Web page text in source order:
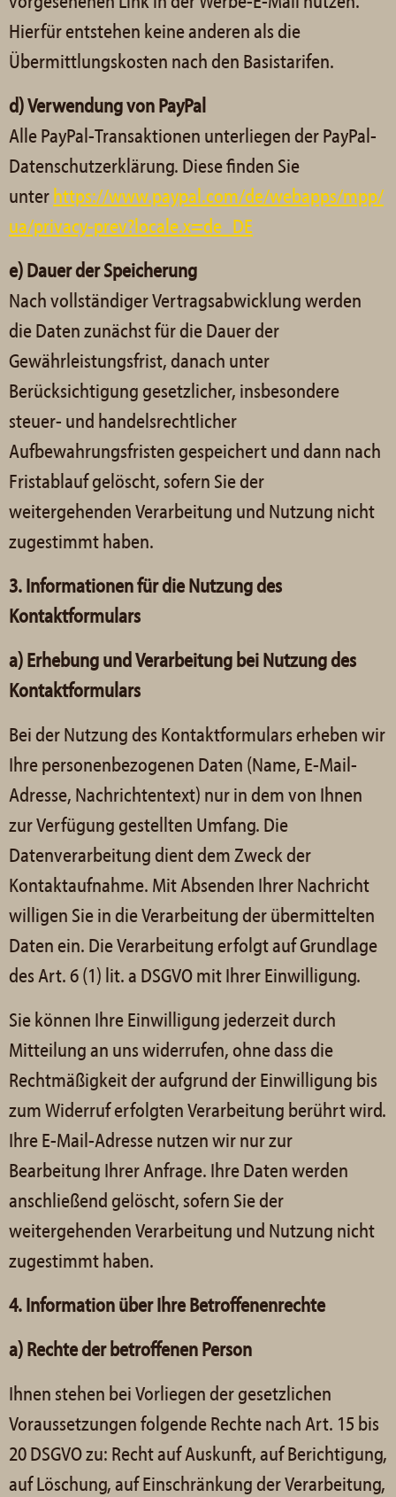
Hierfür entstehen keine anderen als die
Übermittlungskosten nach den Basistarifen.
d) Verwendung von PayPal
Alle PayPal-Transaktionen unterliegen der PayPal-
Datenschutzerklärung. Diese finden Sie
unter https://www.paypal.com/de/webapps/mpp/
ua/privacy-prev?locale.x=de_DE
e) Dauer der Speicherung
Nach vollständiger Vertragsabwicklung werden
die Daten zunächst für die Dauer der
Gewährleistungsfrist, danach unter
Berücksichtigung gesetzlicher, insbesondere
steuer- und handelsrechtlicher
Aufbewahrungsfristen gespeichert und dann nach
Fristablauf gelöscht, sofern Sie der
weitergehenden Verarbeitung und Nutzung nicht
zugestimmt haben.
3. Informationen für die Nutzung des
Kontaktformulars
a) Erhebung und Verarbeitung bei Nutzung des
Kontaktformulars
Bei der Nutzung des Kontaktformulars erheben wir
Ihre personenbezogenen Daten (Name, E-Mail-
Adresse, Nachrichtentext) nur in dem von Ihnen
zur Verfügung gestellten Umfang. Die
Datenverarbeitung dient dem Zweck der
Kontaktaufnahme. Mit Absenden Ihrer Nachricht
willigen Sie in die Verarbeitung der übermittelten
Daten ein. Die Verarbeitung erfolgt auf Grundlage
des Art. 6 (1) lit. a DSGVO mit Ihrer Einwilligung.
Sie können Ihre Einwilligung jederzeit durch
Mitteilung an uns widerrufen, ohne dass die
Rechtmäßigkeit der aufgrund der Einwilligung bis
zum Widerruf erfolgten Verarbeitung berührt wird.
Ihre E-Mail-Adresse nutzen wir nur zur
Bearbeitung Ihrer Anfrage. Ihre Daten werden
anschließend gelöscht, sofern Sie der
weitergehenden Verarbeitung und Nutzung nicht
zugestimmt haben.
4. Information über Ihre Betroffenenrechte
a) Rechte der betroffenen Person
Ihnen stehen bei Vorliegen der gesetzlichen
Voraussetzungen folgende Rechte nach Art. 15 bis
20 DSGVO zu: Recht auf Auskunft, auf Berichtigung,
auf Löschung, auf Einschränkung der Verarbeitung,